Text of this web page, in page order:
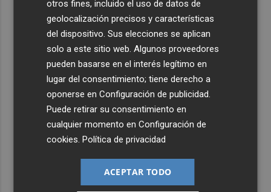
otros fines, incluido el uso de datos de
geolocalización precisos y características
del dispositivo. Sus elecciones se aplican
solo a este sitio web. Algunos proveedores
pueden basarse en el interés legítimo en
lugar del consentimiento; tiene derecho a
oponerse enConfiguración de publicidad.
Puede retirar su consentimiento en
cualquier momento enConfiguración de
cookies.Política de privacidad
ACEPTAR TODO